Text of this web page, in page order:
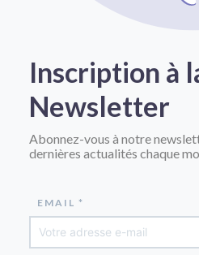
Inscription à
Newsletter
Abonnez-vous à notre
dernières actualités chaque
EMAIL *